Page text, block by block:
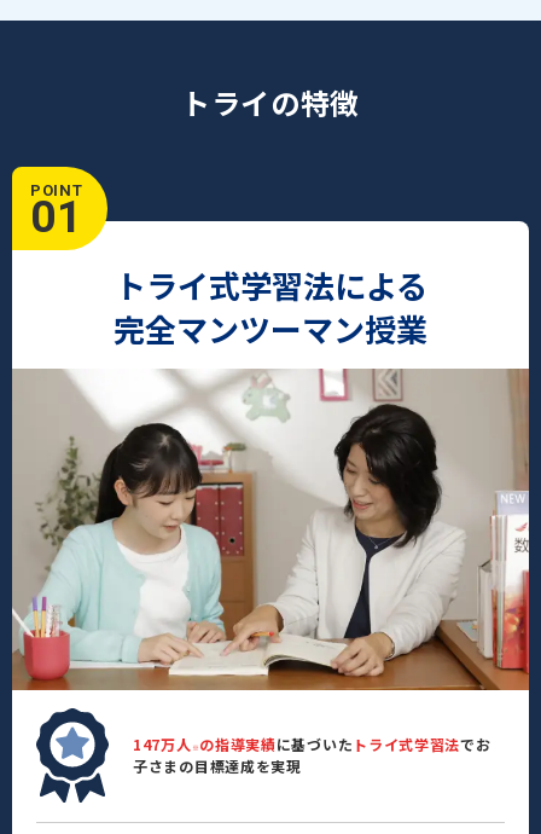
トライの特徴
POINT
01
トライ式学習法による
完全マンツーマン授業
147万人 ※ の指導実績に基づいた トライ式学習法でお
子さまの目標達成を実現